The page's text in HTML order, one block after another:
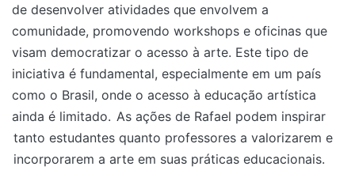
de desenvolver atividades que envolvem a
comunidade, promovendo workshops e oficinas que
visam democratizar o acesso à arte. Este tipo de
iniciativa é fundamental, especialmente em um país
como o Brasil, onde o acesso à educação artística
ainda é limitado. As ações de Rafael podem inspirar
tanto estudantes quanto professores a valorizarem e
incorporarem a arte em suas práticas educacionais.